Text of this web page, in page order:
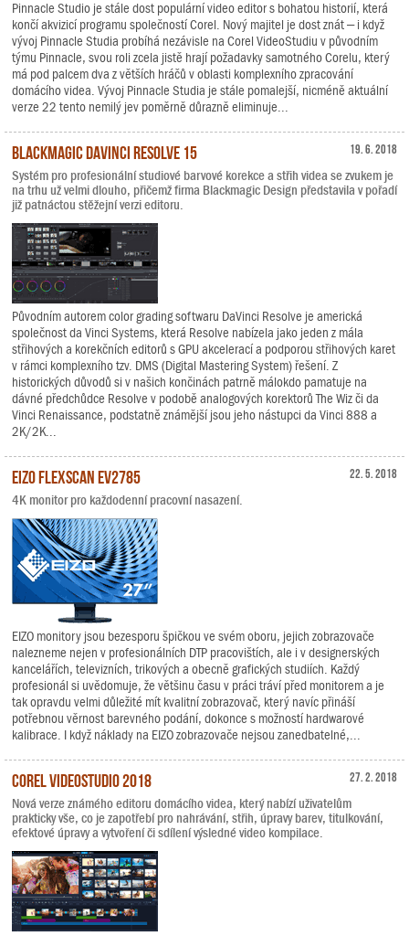
Pinnacle Studio je stále dost populární video editor s bohatou historií, která
končí akvizicí programu společností Corel. Nový majitel je dost znát – i když
vývoj Pinnacle Studia probíhá nezávisle na Corel VideoStudiu v původním
týmu Pinnacle, svou roli zcela jistě hrají požadavky samotného Corelu, který
má pod palcem dva z větších hráčů v oblasti komplexního zpracování
domácího videa. Vývoj Pinnacle Studia je stále pomalejší, nicméně aktuální
verze 22 tento nemilý jev poměrně důrazně eliminuje...
19. 6. 2018
Blackmagic DaVinci Resolve 15
Systém pro profesionální studiové barvové korekce a střih videa se zvukem je
na trhu už velmi dlouho, přičemž firma Blackmagic Design představila v pořadí
již patnáctou stěžejní verzi editoru.
Původním autorem color grading softwaru DaVinci Resolve je americká
společnost da Vinci Systems, která Resolve nabízela jako jeden z mála
střihových a korekčních editorů s GPU akcelerací a podporou střihových karet
v rámci komplexního tzv. DMS (Digital Mastering System) řešení. Z
historických důvodů si v našich končinách patrně málokdo pamatuje na
dávné předchůdce Resolve v podobě analogových korektorů The Wiz či da
Vinci Renaissance, podstatně známější jsou jeho nástupci da Vinci 888 a
2K/2K...
22. 5. 2018
EIZO FlexScan EV2785
4K monitor pro každodenní pracovní nasazení.
EIZO monitory jsou bezesporu špičkou ve svém oboru, jejich zobrazovače
nalezneme nejen v profesionálních DTP pracovištích, ale i v designerských
kancelářích, televizních, trikových a obecně grafických studiích. Každý
profesionál si uvědomuje, že většinu času v práci tráví před monitorem a je
tak opravdu velmi důležité mít kvalitní zobrazovač, který navíc přináší
potřebnou věrnost barevného podání, dokonce s možností hardwarové
kalibrace. I když náklady na EIZO zobrazovače nejsou zanedbatelné,...
27. 2. 2018
Corel VideoStudio 2018
Nová verze známého editoru domácího videa, který nabízí uživatelům
prakticky vše, co je zapotřebí pro nahrávání, střih, úpravy barev, titulkování,
efektové úpravy a vytvoření či sdílení výsledné video kompilace.